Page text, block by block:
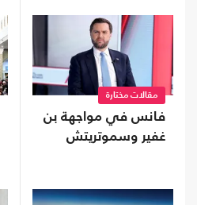
مقالات مختارة
فانس في مواجهة بن
غفير وسموتريتش